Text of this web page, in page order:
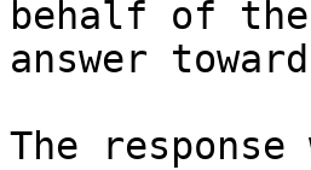
behalf of
answer
The